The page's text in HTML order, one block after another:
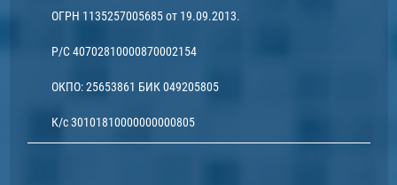
ОГРН 1135257005685 от 19.09.2013.
Р/С 40702810000870002154
ОКПО: 25653861 БИК 049205805
К/с 30101810000000000805